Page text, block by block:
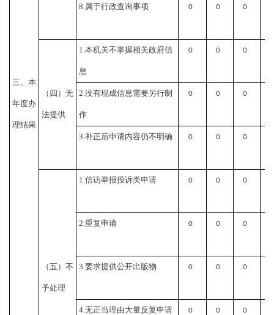
三、本
年度办
理结果
8.属于行政查询事项 0 0 0
（四）无
法提供
1.本机关不掌握相关政府信
息
0 0 0
2.没有现成信息需要另行制
作
0 0 0
3.补正后申请内容仍不明确 0 0 0
（五）不
予处理
1.信访举报投诉类申请 0 0 0
2.重复申请 0 0 0
3.要求提供公开出版物 0 0 0
4.无正当理由大量反复申请 0 0 0